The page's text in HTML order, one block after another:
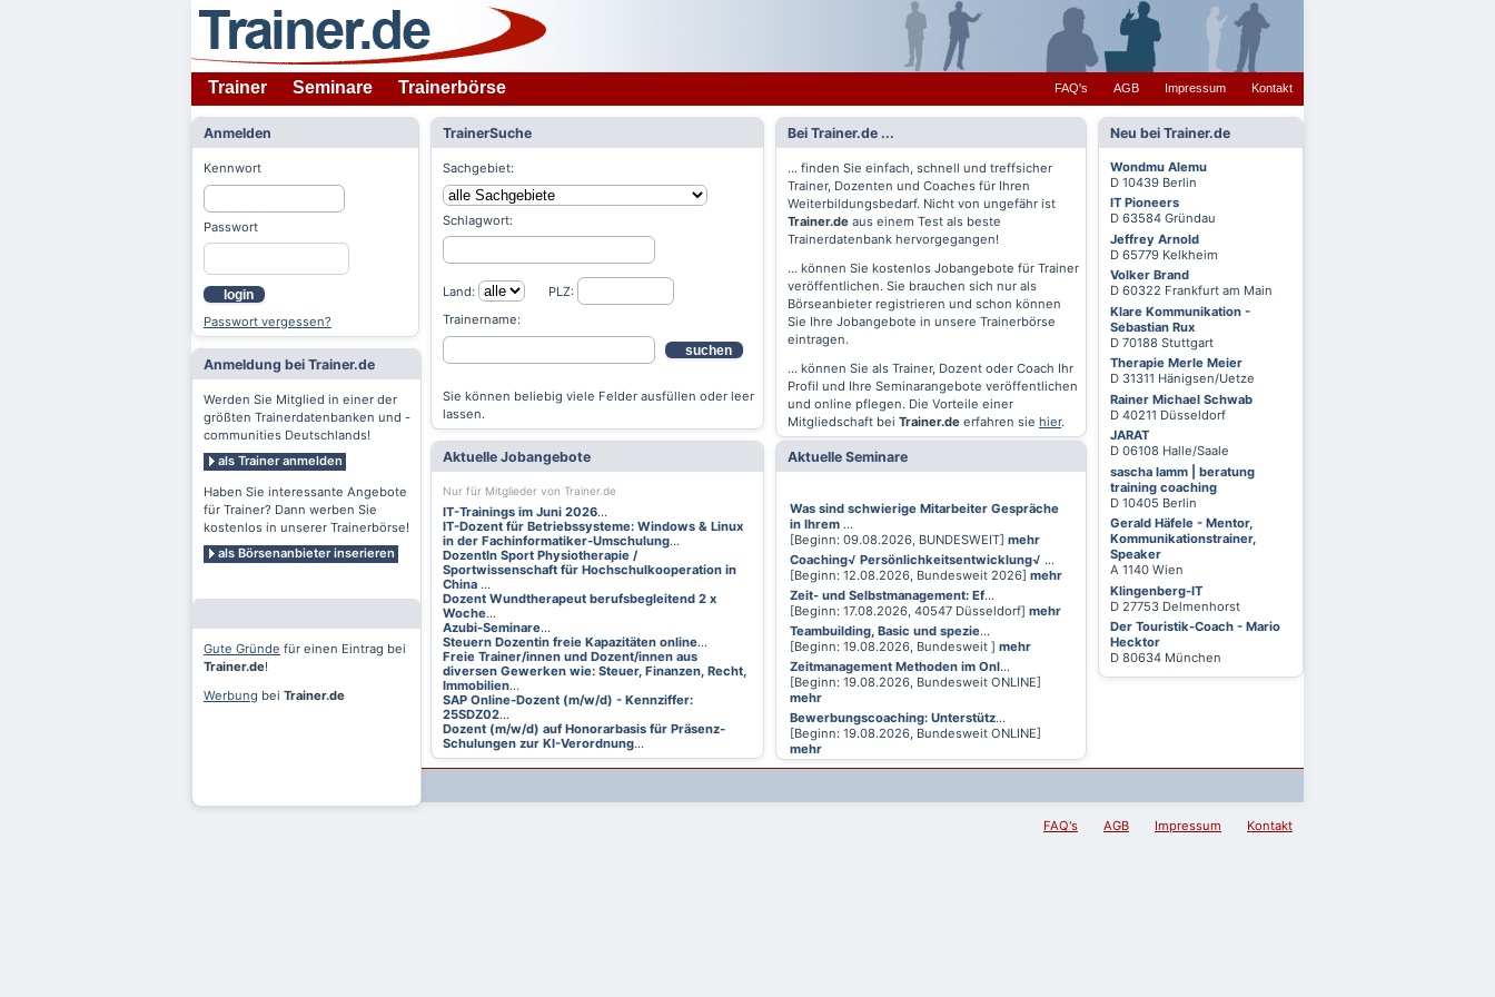
Trainer Seminare Trainerbörse FAQ's AGB Impressum Kontakt
Anmelden
Kennwort
Passwort
login
Passwort vergessen?
Anmeldung bei Trainer.de
Werden Sie Mitglied in einer der
größten Trainerdatenbanken und -
communities Deutschlands!
als Trainer anmelden
Haben Sie interessante Angebote
für Trainer? Dann werben Sie
kostenlos in unserer Trainerbörse!
als Börsenanbieter inserieren
Gute Gründe für einen Eintrag bei
Trainer.de!
Werbung bei Trainer.de
Neu bei Trainer.de
Wondmu Alemu
D 10439 Berlin
IT Pioneers
D 63584 Gründau
Jeffrey Arnold
D 65779 Kelkheim
Volker Brand
D 60322 Frankfurt am Main
Klare Kommunikation -
Sebastian Rux
D 70188 Stuttgart
Therapie Merle Meier
D 31311 Hänigsen/Uetze
Rainer Michael Schwab
D 40211 Düsseldorf
JARAT
D 06108 Halle/Saale
sascha lamm | beratung
training coaching
D 10405 Berlin
Gerald Häfele - Mentor,
Kommunikationstrainer,
Speaker
A 1140 Wien
Klingenberg-IT
D 27753 Delmenhorst
Der Touristik-Coach - Mario
Hecktor
D 80634 München
TrainerSuche
Sachgebiet:
Schlagwort:
Land:
PLZ:
Trainername:
suchen
Sie können beliebig viele Felder ausfüllen oder leer
lassen.
Aktuelle Jobangebote
Nur für Mitglieder von Trainer.de
IT-Trainings im Juni 2026...
IT-Dozent für Betriebssysteme: Windows & Linux
in der Fachinformatiker-Umschulung...
DozentIn Sport Physiotherapie /
Sportwissenschaft für Hochschulkooperation in
China ...
Dozent Wundtherapeut berufsbegleitend 2 x
Woche...
Azubi-Seminare...
Steuern Dozentin freie Kapazitäten online...
Freie Trainer/innen und Dozent/innen aus
diversen Gewerken wie: Steuer, Finanzen, Recht,
Immobilien...
SAP Online-Dozent (m/w/d) - Kennziffer:
25SDZ02...
Dozent (m/w/d) auf Honorarbasis für Präsenz-
Schulungen zur KI-Verordnung...
Bei Trainer.de ...
... finden Sie einfach, schnell und treffsicher
Trainer, Dozenten und Coaches für Ihren
Weiterbildungsbedarf. Nicht von ungefähr ist
Trainer.de aus einem Test als beste
Trainerdatenbank hervorgegangen!
... können Sie kostenlos Jobangebote für Trainer
veröffentlichen. Sie brauchen sich nur als
Börseanbieter registrieren und schon können
Sie Ihre Jobangebote in unsere Trainerbörse
eintragen.
... können Sie als Trainer, Dozent oder Coach Ihr
Profil und Ihre Seminarangebote veröffentlichen
und online pflegen. Die Vorteile einer
Mitgliedschaft bei Trainer.de erfahren sie hier.
Aktuelle Seminare
Was sind schwierige Mitarbeiter Gespräche
in Ihrem ...
[Beginn: 09.08.2026, BUNDESWEIT] mehr
Coaching√ Persönlichkeitsentwicklung√ ...
[Beginn: 12.08.2026, Bundesweit 2026] mehr
Zeit- und Selbstmanagement: Ef...
[Beginn: 17.08.2026, 40547 Düsseldorf] mehr
Teambuilding, Basic und spezie...
[Beginn: 19.08.2026, Bundesweit ] mehr
Zeitmanagement Methoden im Onl...
[Beginn: 19.08.2026, Bundesweit ONLINE]
mehr
Bewerbungscoaching: Unterstütz...
[Beginn: 19.08.2026, Bundesweit ONLINE]
mehr
FAQ's AGB Impressum Kontakt